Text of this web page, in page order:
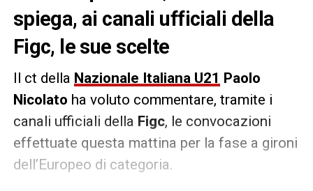
spiega, ai canali ufficiali della
Figc, le sue scelte
Il ct della Nazionale Italiana U21 Paolo
Nicolato ha voluto commentare, tramite i
canali ufficiali della Figc, le convocazioni
effettuate questa mattina per la fase a gironi
dell’Europeo di categoria.